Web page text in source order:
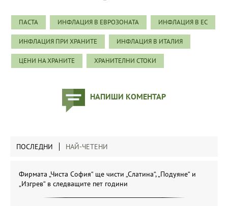
ПАСТА ИНФЛАЦИЯ В ЕВРОЗОНАТА ИНФЛАЦИЯ В ЕС
ИНФЛАЦИЯ ПРИ ХРАНИТЕ ИНФЛАЦИЯ В ИТАЛИЯ
ЦЕНИ НА ХРАНИТЕ ХРАНИТЕЛНИ СТОКИ
НАПИШИ КОМЕНТАР
ПОСЛЕДНИ НАЙ-ЧЕТЕНИ
Фирмата „Чиста София“ ще чисти „Слатина“, „Подуяне“ и
„Изгрев“ в следващите пет години